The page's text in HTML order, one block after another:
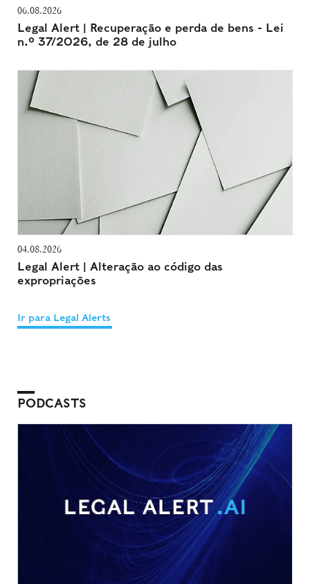
06.08.2026
Legal Alert | Recuperação e perda de bens - Lei
n.º 37/2026, de 28 de julho
04.08.2026
Legal Alert | Alteração ao código das
expropriações
Ir para Legal Alerts
PODCASTS